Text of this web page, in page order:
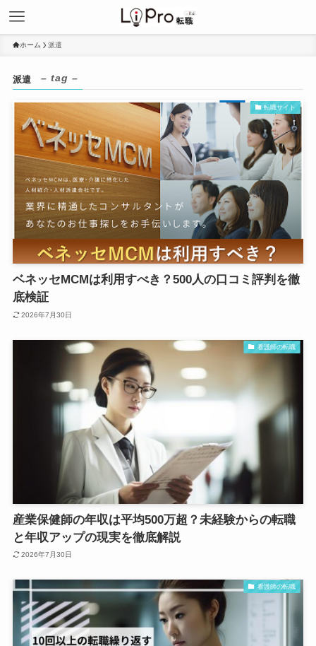
ホーム 派遣
派遣 – tag –
転職サイト
ベネッセMCMは利用すべき？500人の口コミ評判を徹
底検証
2026年7月30日
看護師の転職
産業保健師の年収は平均500万超？未経験からの転職
と年収アップの現実を徹底解説
2026年7月30日
看護師の転職